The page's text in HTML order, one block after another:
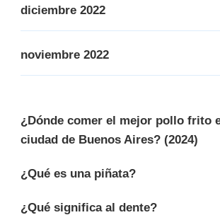
diciembre 2022
noviembre 2022
¿Dónde comer el mejor pollo frito
ciudad de Buenos Aires? (2024)
¿Qué es una piñata?
¿Qué significa al dente?